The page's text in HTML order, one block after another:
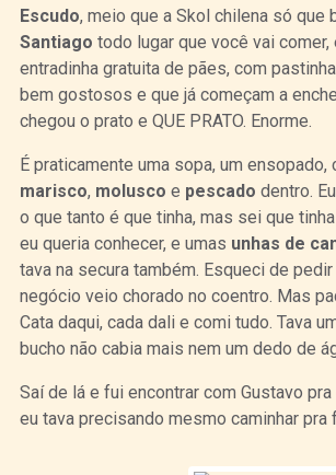
Escudo, meio que a Skol chilena só que
Santiago todo lugar que você vai
entradinha gratuita de pães, com
bem gostosos e que já começam a
chegou o prato e QUE PRATO. Enorme.
É praticamente uma sopa, um ensopado,
marisco, molusco e pescado dentro.
o que tanto é que tinha, mas sei que
eu queria conhecer, e umas unhas de
tava na secura também. Esqueci de pedir
negócio veio chorado no coentro. Mas
Cata daqui, cada dali e comi tudo. Tava
bucho não cabia mais nem um dedo de
Saí de lá e fui encontrar com Gustavo
eu tava precisando mesmo caminhar pra